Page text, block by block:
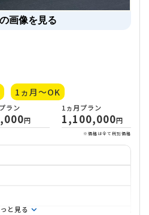
画像を見る
1ヵ月～OK
と見る